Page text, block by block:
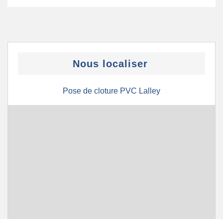
Nous localiser
Pose de cloture PVC Lalley